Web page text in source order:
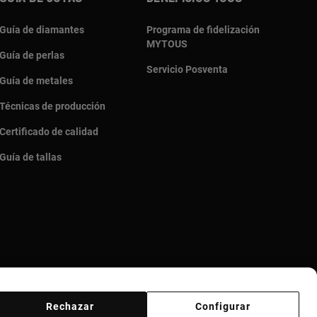
Guía de diamantes
Guía de perlas
Guía de metales
Técnicas de producción
Certificado de calidad
Guía de tallas
Programa de fidelización
MYTOUS
Servicio Posventa
Configurar
Rechazar